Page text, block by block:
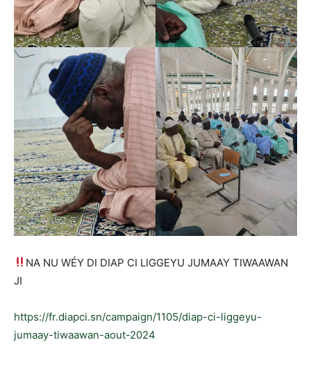
NA NU WÉY DI DIAP CI LIGGEYU JUMAAY TIWAAWAN
JI
https://fr.diapci.sn/campaign/1105/diap-ci-liggeyu-
jumaay-tiwaawan-aout-2024